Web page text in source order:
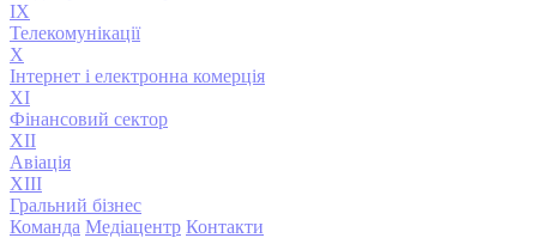
IX
Телекомунікації
X
Інтернет і електронна комерція
XI
Фінансовий сектор
XII
Авіація
XIII
Гральний бізнес
Команда Медіацентр Контакти